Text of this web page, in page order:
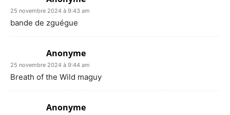
25 novembre 2024 à 9:43 am
bande de zguégue
Anonyme
25 novembre 2024 à 9:44 am
Breath of the Wild maguy
Anonyme